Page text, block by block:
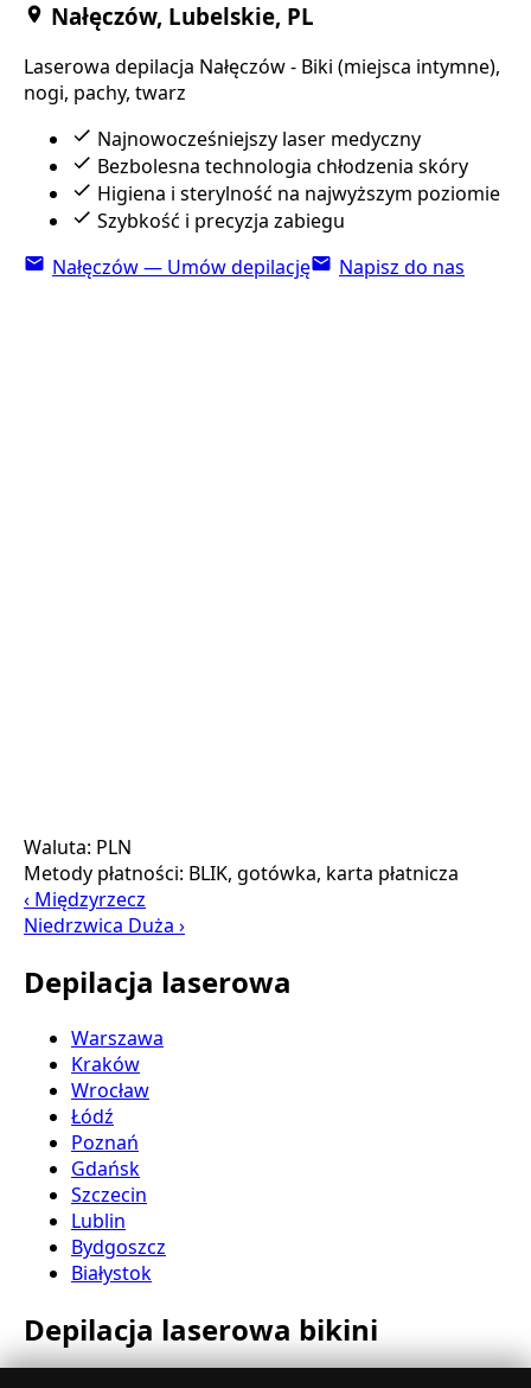
Nałęczów, Lubelskie, PL
Laserowa depilacja Nałęczów - Biki (miejsca intymne),
nogi, pachy, twarz
Najnowocześniejszy laser medyczny
Bezbolesna technologia chłodzenia skóry
Higiena i sterylność na najwyższym poziomie
Szybkość i precyzja zabiegu
Nałęczów — Umów depilację
Napisz do nas
Waluta: PLN
Metody płatności: BLIK, gotówka, karta płatnicza
‹ Międzyrzecz
Niedrzwica Duża ›
Depilacja laserowa
Warszawa
Kraków
Wrocław
Łódź
Poznań
Gdańsk
Szczecin
Lublin
Bydgoszcz
Białystok
Depilacja laserowa bikini